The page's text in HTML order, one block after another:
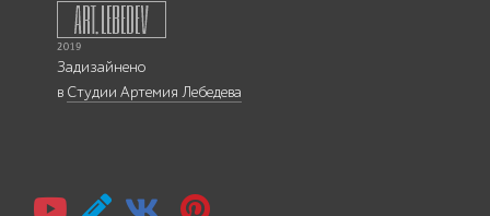
Задизайнено
в Студии Артемия Лебедева